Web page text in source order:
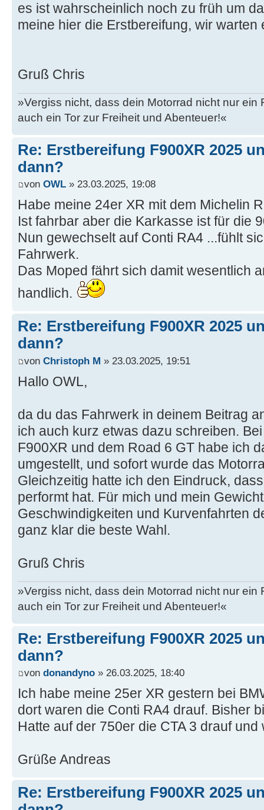
es ist wahrscheinlich noch zu früh um
meine hier die Erstbereifung, wir warten
Gruß Chris
»Vergiss nicht, dass dein Motorrad nicht nur
auch ein Tor zur Freiheit und Abenteuer!«
Re: Erstbereifung F900XR 2025
dann?
von OWL » 23.03.2025, 19:08
Habe meine 24er XR mit dem Michelin
Ist fahrbar aber die Karkasse ist für die
Nun gewechselt auf Conti RA4 ...fühlt
Fahrwerk.
Das Moped fährt sich damit wesentlich
handlich.
Re: Erstbereifung F900XR 2025
dann?
von Christoph M » 23.03.2025, 19:51
Hallo OWL,
da du das Fahrwerk in deinem Beitrag
ich auch kurz etwas dazu schreiben.
F900XR und dem Road 6 GT habe ich
umgestellt, und sofort wurde das
Gleichzeitig hatte ich den Eindruck,
performt hat. Für mich und mein
Geschwindigkeiten und Kurvenfahrten
ganz klar die beste Wahl.
Gruß Chris
»Vergiss nicht, dass dein Motorrad nicht nur
auch ein Tor zur Freiheit und Abenteuer!«
Re: Erstbereifung F900XR 2025
dann?
von donandyno » 26.03.2025, 18:40
Ich habe meine 25er XR gestern bei
dort waren die Conti RA4 drauf. Bisher
Hatte auf der 750er die CTA 3 drauf
Grüße Andreas
Re: Erstbereifung F900XR 2025